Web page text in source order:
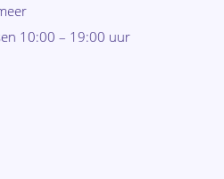
10:00 – 19:00 uur